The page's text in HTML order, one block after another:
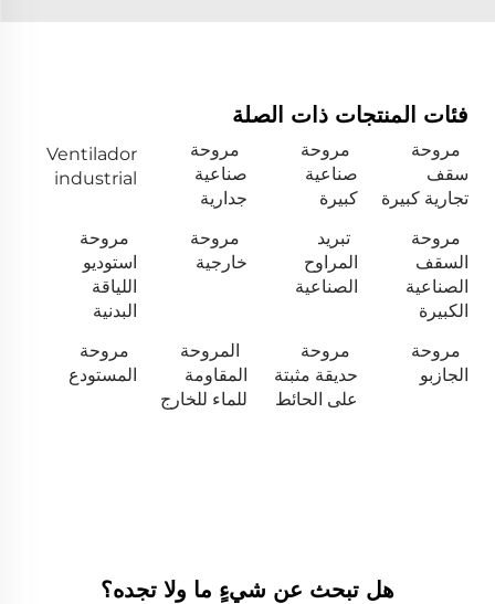
فئات المنتجات ذات الصلة
مروحة
سقف
تجارية كبيرة
مروحة
صناعية
كبيرة
مروحة
صناعية
جدارية
Ventilador
industrial
مروحة
السقف
الصناعية
الكبيرة
تبريد
المراوح
الصناعية
مروحة
خارجية
مروحة
استوديو
اللياقة
البدنية
مروحة
الجازبو
مروحة
حديقة مثبتة
على الحائط
المروحة
المقاومة
للماء للخارج
مروحة
المستودع
هل تبحث عن شيءٍ ما ولا تجده؟